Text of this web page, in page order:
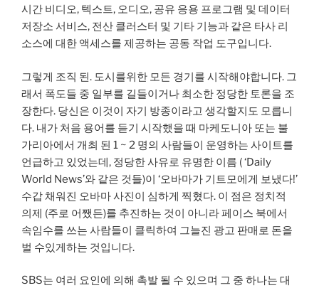
시간 비디오, 텍스트, 오디오, 공유 응용 프로그램 및 데이터
저장소 서비스, 전산 클러스터 및 기타 기능과 같은 타사 리
소스에 대한 액세스를 제공하는 공동 작업 도구입니다.
그렇게 조직 된. 도시를위한 모든 경기를 시작해야합니다. 그
래서 폭도들 중 일부를 길들이거나 최소한 정당한 토론을 조
장한다. 당신은 이것이 자기 방종이라고 생각할지도 모릅니
다. 내가 처음 용어를 듣기 시작했을 때 마케도니아 또는 불
가리아에서 개최 된 1 ~ 2 명의 사람들이 운영하는 사이트를
언급하고 있었는데, 정당한 사유로 유명한 이름 ( ‘Daily
World News’와 같은 것들)이 ‘오바마가 기트모에게 보냈다!’
수갑 채워진 오바마 사진이 심하게 찍혔다. 이 점은 정치적
의제 (주로 어쨌든)를 추진하는 것이 아니라 페이스 북에서
속임수를 쓰는 사람들이 클릭하여 그늘진 광고 판매로 돈을
벌 수있게하는 것입니다.
SBS는 여러 요인에 의해 촉발 될 수 있으며 그 중 하나는 대